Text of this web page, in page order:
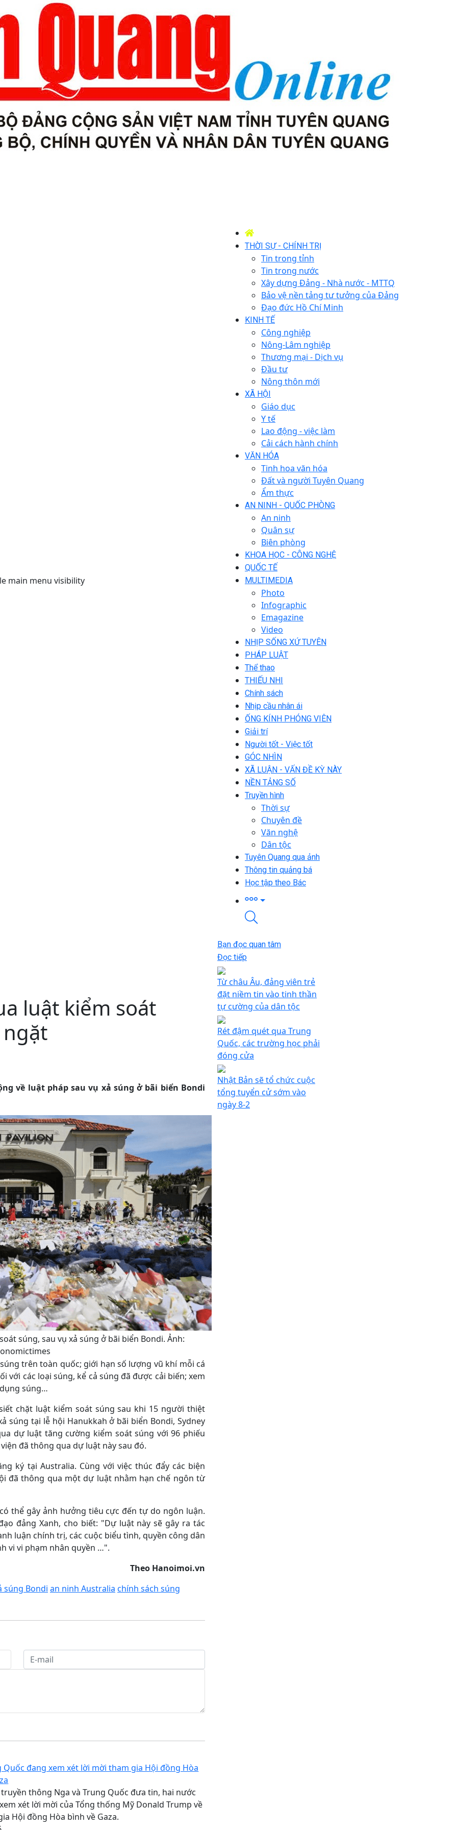
main menu visibility
THỜI SỰ - CHÍNH TRỊ
Tin trong tỉnh
Tin trong nước
Xây dựng Đảng - Nhà nước - MTTQ
Bảo vệ nền tảng tư tưởng của Đảng
Đạo đức Hồ Chí Minh
KINH TẾ
Công nghiệp
Nông-Lâm nghiệp
Thương mại - Dịch vụ
Đầu tư
Nông thôn mới
XÃ HỘI
Giáo dục
Y tế
Lao động - việc làm
Cải cách hành chính
VĂN HÓA
Tinh hoa văn hóa
Đất và người Tuyên Quang
Ẩm thực
AN NINH - QUỐC PHÒNG
An ninh
Quân sự
Biên phòng
KHOA HỌC - CÔNG NGHỆ
QUỐC TẾ
MULTIMEDIA
Photo
Infographic
Emagazine
Video
NHỊP SỐNG XỨ TUYÊN
PHÁP LUẬT
Thể thao
THIẾU NHI
Chính sách
Nhịp cầu nhân ái
ỐNG KÍNH PHÓNG VIÊN
Giải trí
Người tốt - Việc tốt
GÓC NHÌN
XÃ LUẬN - VẤN ĐỀ KỲ NÀY
NỀN TẢNG SỐ
Truyền hình
Thời sự
Chuyên đề
Văn nghệ
Dân tộc
Tuyên Quang qua ảnh
Thông tin quảng bá
Học tập theo Bác
luật kiểm soát
về luật pháp sau vụ xả súng ở bãi biển Bondi
súng, sau vụ xả súng ở bãi biển Bondi. Ảnh:
trên toàn quốc; giới hạn số lượng vũ khí mỗi cá
với các loại súng, kể cả súng đã được cải biến; xem
súng…
chặt luật kiểm soát súng sau khi 15 người thiệt
súng tại lễ hội Hanukkah ở bãi biển Bondi, Sydney
dự luật tăng cường kiểm soát súng với 96 phiếu
đã thông qua dự luật này sau đó.
ký tại Australia. Cùng với việc thúc đẩy các biện
đã thông qua một dự luật nhằm hạn chế ngôn từ
thể gây ảnh hưởng tiêu cực đến tự do ngôn luận.
đảng Xanh, cho biết: "Dự luật này sẽ gây ra tác
luận chính trị, các cuộc biểu tình, quyền công dân
vi vi phạm nhân quyền …".
Theo Hanoimoi.vn
súng Bondi an ninh Australia chính sách súng
Quốc đang xem xét lời mời tham gia Hội đồng Hòa
truyền thông Nga và Trung Quốc đưa tin, hai nước
xét lời mời của Tổng thống Mỹ Donald Trump về
Hội đồng Hòa bình về Gaza.
Bạn đọc quan tâm
Đọc tiếp
Từ châu Âu, đảng viên trẻ
đặt niềm tin vào tinh thần
tự cường của dân tộc
Rét đậm quét qua Trung
Quốc, các trường học phải
đóng cửa
Nhật Bản sẽ tổ chức cuộc
tổng tuyển cử sớm vào
ngày 8-2